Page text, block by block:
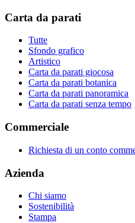
Carta da parati
Tutte
Sfondo grafico
Artistico
Carta da parati giocosa
Carta da parati botanica
Carta da parati panoramica
Carta da parati senza tempo
Commerciale
Richiesta di un conto
Azienda
Chi siamo
Sostenibilità
Stampa